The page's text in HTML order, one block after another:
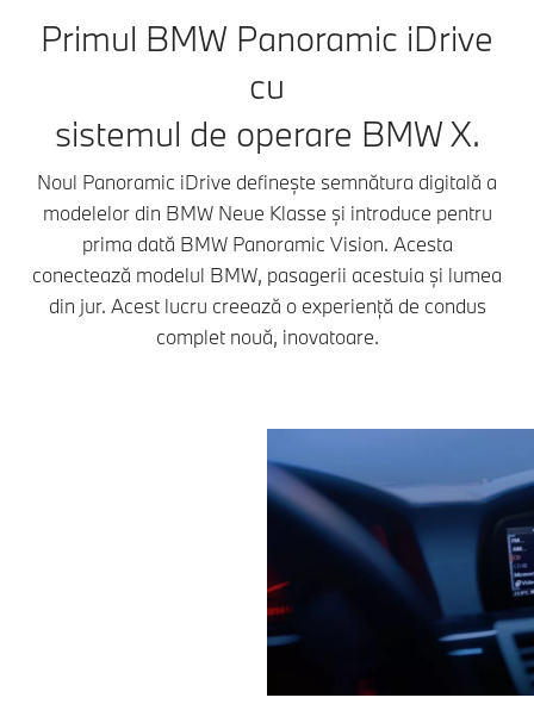
Primul BMW Panoramic iDrive
cu
sistemul de operare BMW X.
Noul Panoramic iDrive definește semnătura digitală a
modelelor din BMW Neue Klasse și introduce pentru
prima dată BMW Panoramic Vision. Acesta
conectează modelul BMW, pasagerii acestuia și lumea
din jur. Acest lucru creează o experiență de condus
complet nouă, inovatoare.